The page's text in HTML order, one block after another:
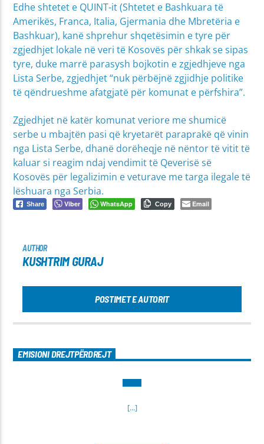
Edhe shtetet e QUINT-it (Shtetet e Bashkuara të
Amerikës, Franca, Italia, Gjermania dhe Mbretëria e
Bashkuar), kanë shprehur shqetësimin e tyre për
zgjedhjet lokale në veri të Kosovës për shkak se sipas
tyre, duke marrë parasysh bojkotin e zgjedhjeve nga
Lista Serbe, zgjedhjet “nuk përbëjnë zgjidhje politike
të qëndrueshme afatgjatë për komunat e përfshira”.
Zgjedhjet në katër komunat veriore me shumicë
serbe u mbajtën pasi që kryetarët paraprakë që vinin
nga Lista Serbe, dhanë dorëheqje në nëntor të vitit të
kaluar si reagim ndaj vendimit të Qeverisë së
Kosovës për legalizimin e veturave me targa ilegale të
lëshuara nga Serbia.
Share Viber WhatsApp Copy Email
AUTHOR
KUSHTRIM GURAJ
POSTIMET E AUTORIT
EMISIONI DREJTPËRDREJT
[...]